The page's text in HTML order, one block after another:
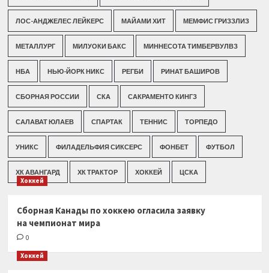
ЛОС-АНДЖЕЛЕС ЛЕЙКЕРС МАЙАМИ ХИТ МЕМФИС ГРИЗЗЛИЗ
МЕТАЛЛУРГ МИЛУОКИ БАКС МИННЕСОТА ТИМБЕРВУЛВЗ
НБА НЬЮ-ЙОРК НИКС РЕГБИ РИНАТ БАШИРОВ
СБОРНАЯ РОССИИ СКА САКРАМЕНТО КИНГЗ
САЛАВАТ ЮЛАЕВ СПАРТАК ТЕННИС ТОРПЕДО
УНИКС ФИЛАДЕЛЬФИЯ СИКСЕРС ФОНБЕТ ФУТБОЛ
ХК АВАНГАРД ХК ТРАКТОР ХОККЕЙ ЦСКА
Хоккей
Сборная Канады по хоккею огласила заявку
на чемпионат мира
0
Хоккей